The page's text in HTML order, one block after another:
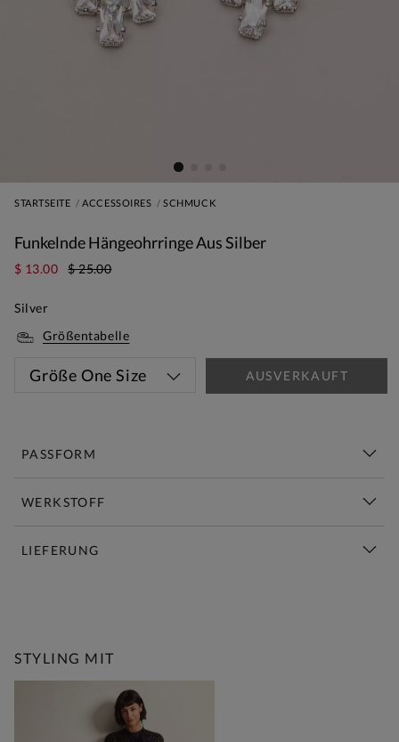
STARTSEITE ACCESSOIRES SCHMUCK
Funkelnde Hängeohrringe Aus Silber
$ 13.00 $ 25.00
Silver
Größentabelle
Größe One Size AUSVERKAUFT
PASSFORM
WERKSTOFF
LIEFERUNG
STYLING MIT